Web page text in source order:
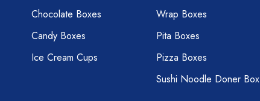
Chocolate Boxes
Candy Boxes
Ice Cream Cups
Wrap Boxes
Pita Boxes
Pizza Boxes
Sushi Noodle Doner Box